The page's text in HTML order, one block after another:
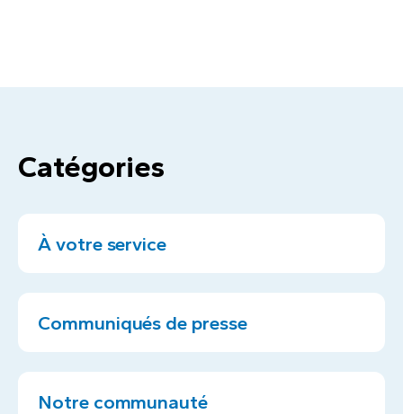
Catégories
À votre service
Communiqués de presse
Notre communauté